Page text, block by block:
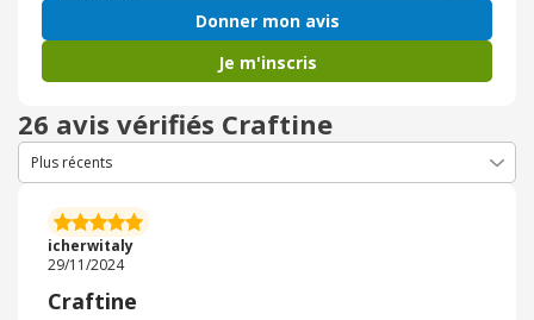
Donner mon avis
Je m'inscris
26 avis vérifiés Craftine
icherwitaly
29/11/2024
Craftine